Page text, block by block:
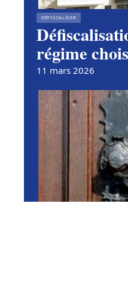
DÉFISCALISER
régime
11 mars 2026